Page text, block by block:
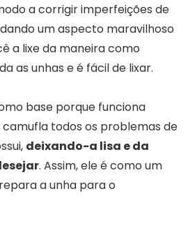
a corrigir imperfeições de
um aspecto maravilhoso
a lixe da maneira como
as unhas e é fácil de lixar.
base porque funciona
todos os problemas de
deixando-a lisa e da
. Assim, ele é como um
a unha para o